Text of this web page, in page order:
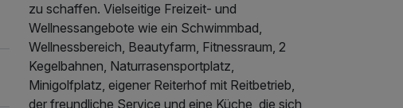
zu schaffen. Vielseitige Freizeit- und
Wellnessangebote wie ein Schwimmbad,
Wellnessbereich, Beautyfarm, Fitnessraum, 2
Kegelbahnen, Naturrasensportplatz,
Minigolfplatz, eigener Reiterhof mit Reitbetrieb,
der freundliche Service und eine Küche, die sich